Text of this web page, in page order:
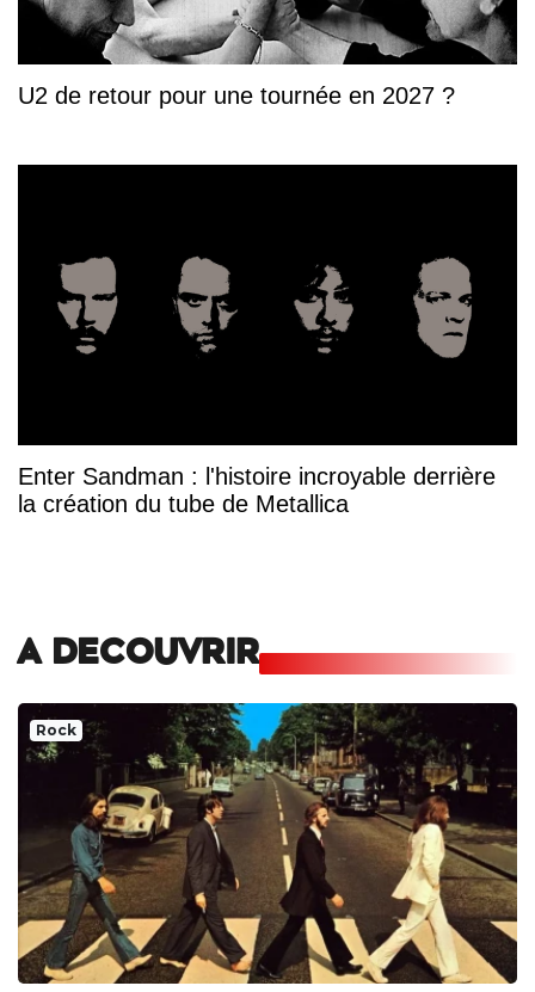
U2 de retour pour une tournée en 2027 ?
Enter Sandman : l'histoire incroyable derrière
la création du tube de Metallica
A DECOUVRIR
Rock